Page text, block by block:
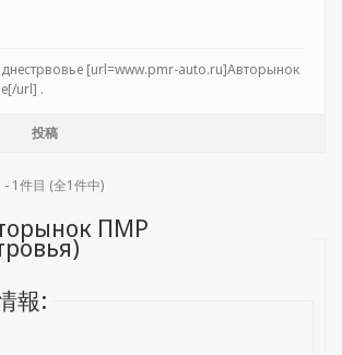
[url=www.pmr-auto.ru]Авторынок
url] .
投稿
1件目 (全1件中)
ПМР
報: